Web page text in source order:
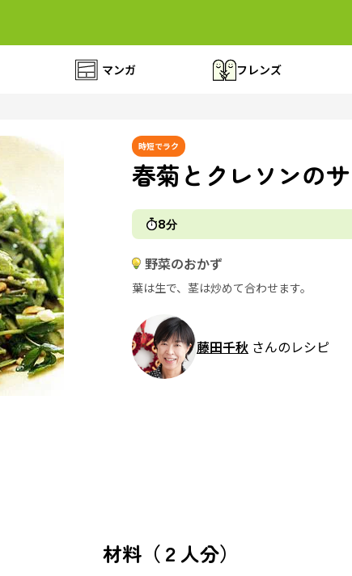
マンガ フレンズ
時短でラク
春菊とクレソンの
8分
野菜のおかず
葉は生で、茎は炒めて合わせます。
藤田千秋 さんのレシピ
材料（２人分）